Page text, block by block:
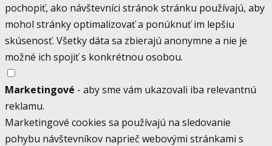
pochopiť, ako návštevníci stránok stránku používajú, aby
mohol stránky optimalizovať a ponúknuť im lepšiu
skúsenosť. Všetky dáta sa zbierajú anonymne a nie je
možné ich spojiť s konkrétnou osobou.
Marketingové - aby sme vám ukazovali iba relevantnú
reklamu.
Marketingové cookies sa používajú na sledovanie
pohybu návštevníkov naprieč webovými stránkami s